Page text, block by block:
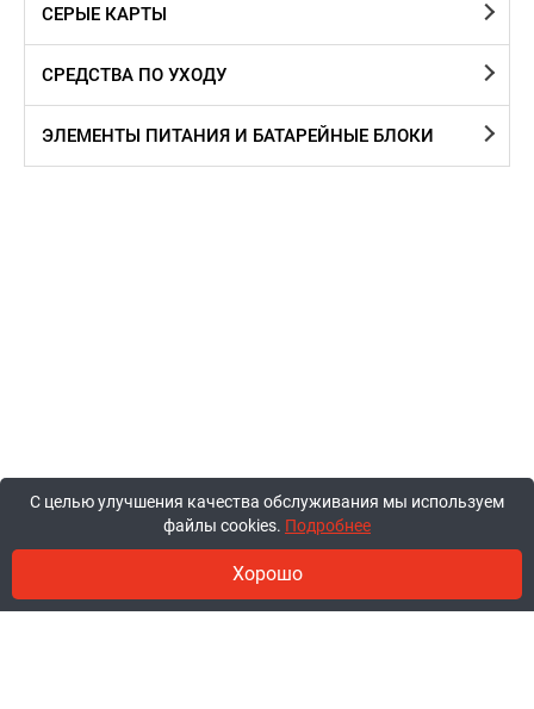
СЕРЫЕ КАРТЫ
СРЕДСТВА ПО УХОДУ
ЭЛЕМЕНТЫ ПИТАНИЯ И БАТАРЕЙНЫЕ БЛОКИ
С целью улучшения качества обслуживания мы используем
файлы cookies. Подробнее
Хорошо